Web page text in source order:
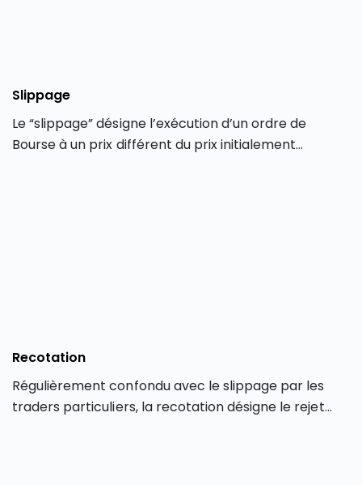
Slippage
Le “slippage” désigne l’exécution d’un ordre de
Bourse à un prix différent du prix initialement
Recotation
Régulièrement confondu avec le slippage par les
traders particuliers, la recotation désigne le rejet